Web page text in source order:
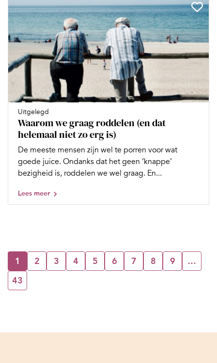
Uitgelegd
Waarom we graag roddelen (en dat
helemaal niet zo erg is)
De meeste mensen zijn wel te porren voor wat
goede juice. Ondanks dat het geen ‘knappe’
bezigheid is, roddelen we wel graag. En...
Lees meer
1 2 3 4 5 6 7 8 9
…
43